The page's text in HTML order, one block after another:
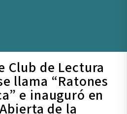
Club de Lectura
llama “Ratones
e inauguró en
de la